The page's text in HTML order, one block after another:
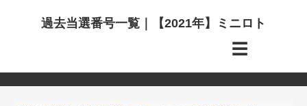
過去当選番号一覧｜【2021年】ミニロト
☰